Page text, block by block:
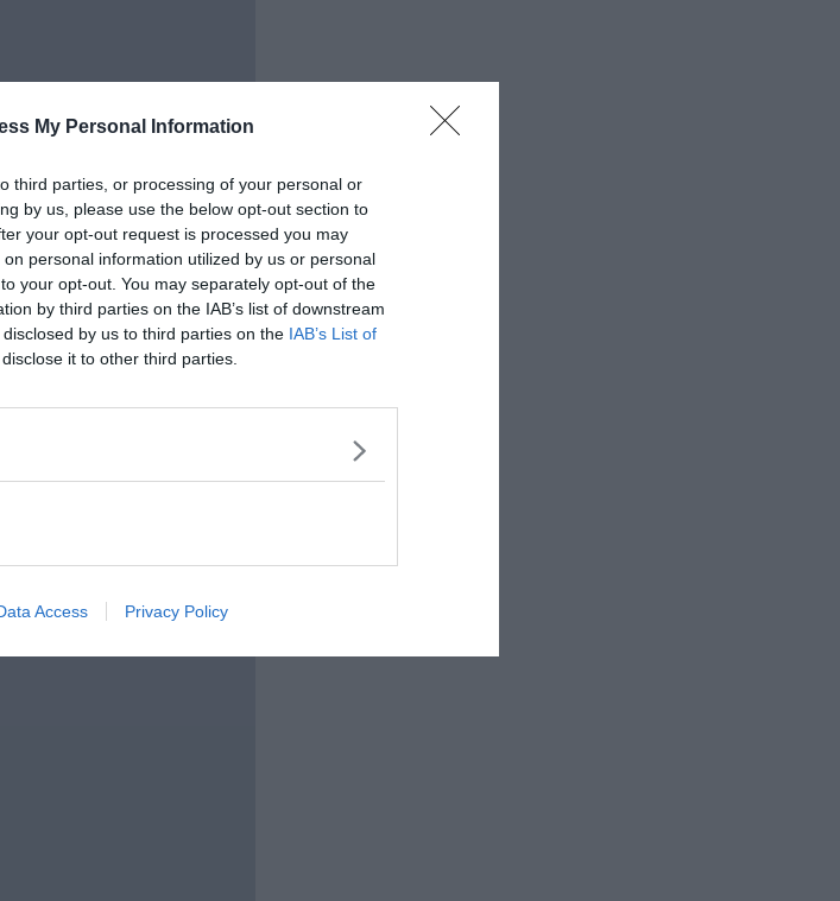
My Personal Information
third parties, or processing of your personal or
by us, please use the below opt-out section to
your opt-out request is processed you may
personal information utilized by us or personal
your opt-out. You may separately opt-out of the
by third parties on the IAB’s list of downstream
by us to third parties on the IAB’s List of
it to other third parties.
Access Privacy Policy